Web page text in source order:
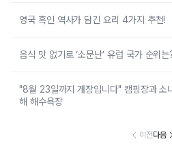
영국 흑인 역사가 담긴 요리 4가지 추천!
음식 맛 없기로 ‘소문난’ 유럽 국가 순위는
"8월 23일까지 개장입니다" 캠핑장과 소
해 해수욕장
이전다음